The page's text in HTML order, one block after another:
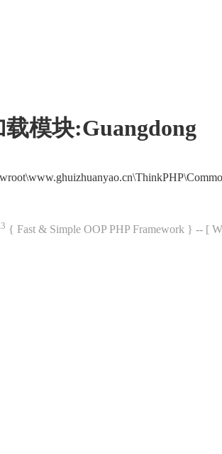
模块:Guangdong
{ Fast & Simple OOP PHP Framework } -- [